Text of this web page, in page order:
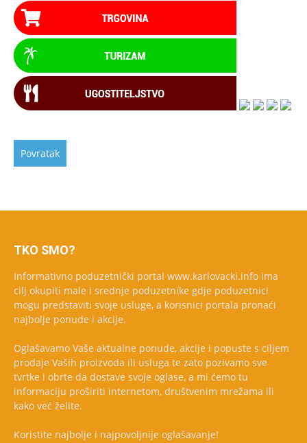
TKO SMO?
Informativno poduzetnički portal www.karlovacki.info ima
cilj okupiti male i srednje poduzetnike gdje poduzetnici
mogu predstaviti svoje usluge, a korisnici portala pronaći
najbolje ponude i akcije.
Oglašavamo Vaše aktualne ponude, akcije i popuste s ciljem
prodaje Vaših proizvoda ili usluga te zato pozivamo sve
tvrtke i obrte da dostave svoje oglase, a mi ćemo tu
informaciju proširiti internetom, društvenim mrežama ili
kako već želite.
Koristite najbolje i najpovoljnije oglašavanje!